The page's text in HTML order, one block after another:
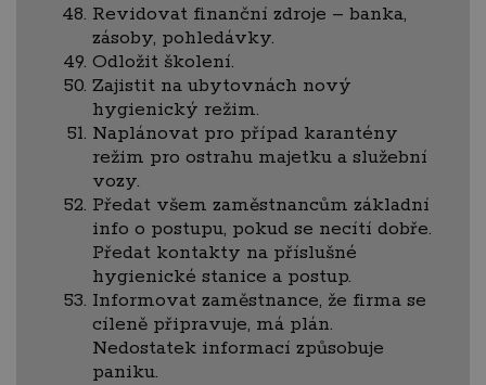
Revidovat finanční zdroje – banka,
zásoby, pohledávky.
Odložit školení.
Zajistit na ubytovnách nový
hygienický režim.
Naplánovat pro případ karantény
režim pro ostrahu majetku a služební
vozy.
Předat všem zaměstnancům základní
info o postupu, pokud se necítí dobře.
Předat kontakty na příslušné
hygienické stanice a postup.
Informovat zaměstnance, že firma se
cíleně připravuje, má plán.
Nedostatek informací způsobuje
paniku.